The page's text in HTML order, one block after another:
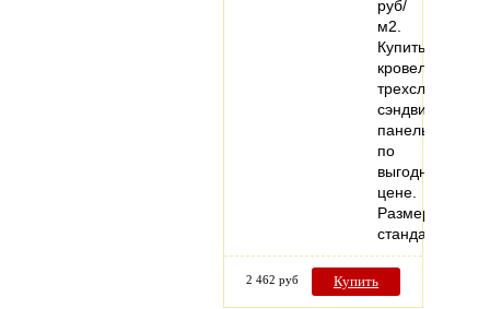
руб/
м2.
Купить
кровельную
трехслойную
сэндвич-
панель
по
выгодной
цене.
Размеры
стандарт…
2 462 руб Купить